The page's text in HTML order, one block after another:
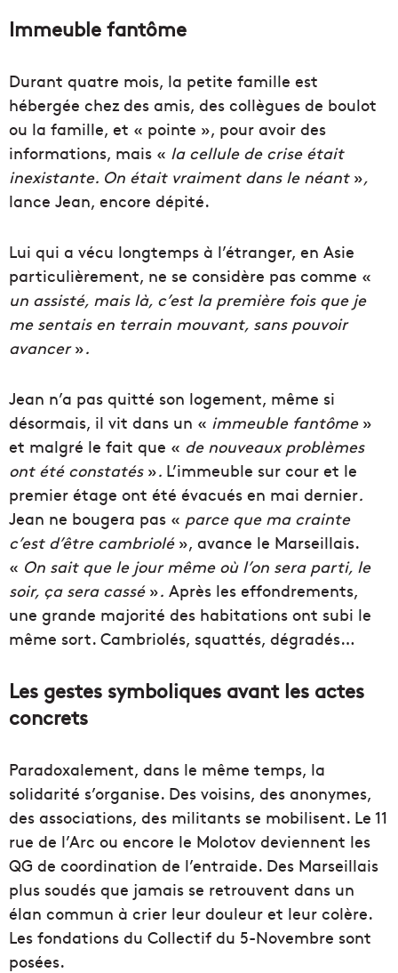
Immeuble fantôme
Durant quatre mois, la petite famille est
hébergée chez des amis, des collègues de boulot
ou la famille, et « pointe », pour avoir des
informations, mais « la cellule de crise était
inexistante. On était vraiment dans le néant »,
lance Jean, encore dépité.
Lui qui a vécu longtemps à l’étranger, en Asie
particulièrement, ne se considère pas comme «
un assisté, mais là, c’est la première fois que je
me sentais en terrain mouvant, sans pouvoir
avancer».
Jean n’a pas quitté son logement, même si
désormais, il vit dans un « immeuble fantôme»
et malgré le fait que « de nouveaux problèmes
ont été constatés ». L’immeuble sur cour et le
premier étage ont été évacués en mai dernier.
Jean ne bougera pas « parce que ma crainte
c’est d’être cambriolé », avance le Marseillais.
« On sait que le jour même où l’on sera parti, le
soir, ça sera cassé ». Après les effondrements,
une grande majorité des habitations ont subi le
même sort. Cambriolés, squattés, dégradés…
Les gestes symboliques avant les actes
concrets
Paradoxalement, dans le même temps, la
solidarité s’organise. Des voisins, des anonymes,
des associations, des militants se mobilisent. Le 11
rue de l’Arc ou encore le Molotov deviennent les
QG de coordination de l’entraide. Des Marseillais
plus soudés que jamais se retrouvent dans un
élan commun à crier leur douleur et leur colère.
Les fondations du Collectif du 5-Novembre sont
posées.